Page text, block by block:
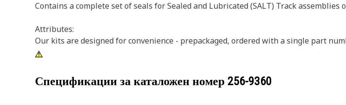
Contains a complete set of seals for Sealed and Lubricated (SALT) Track assemblies
Attributes:
Our kits are designed for convenience - prepackaged, ordered with a single part
Спецификации за каталожен номер 256-9360